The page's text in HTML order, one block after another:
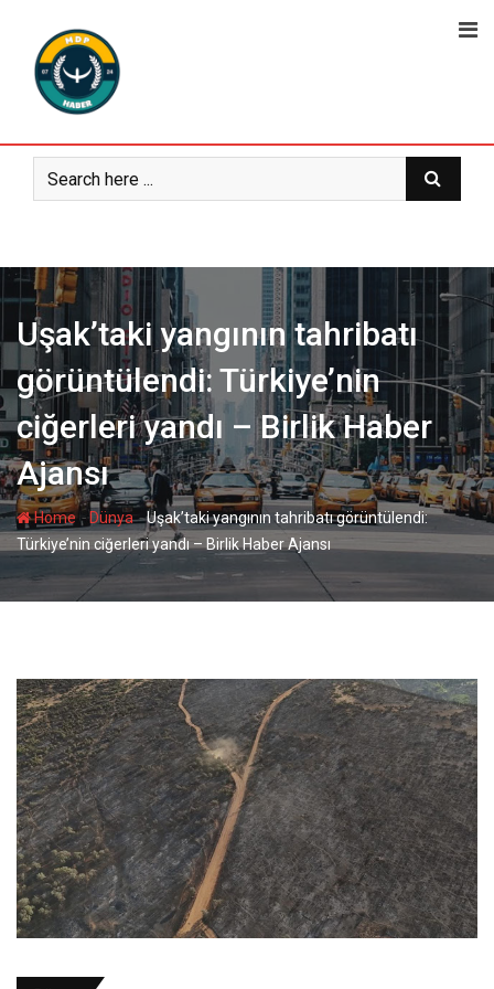
content
Uşak’taki yangının tahribatı
görüntülendi: Türkiye’nin
ciğerleri yandı – Birlik Haber
Ajansı
Home-Dünya-Uşak’taki yangının tahribatı görüntülendi:
Türkiye’nin ciğerleri yandı – Birlik Haber Ajansı